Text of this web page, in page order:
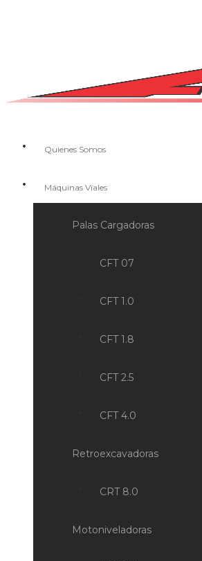
Quienes Somos
Máquinas Viales
Palas Cargadoras
CFT 07
CFT 1.0
CFT 1.8
CFT 2.5
CFT 4.0
Retroexcavadoras
CRT 8.0
Motoniveladoras